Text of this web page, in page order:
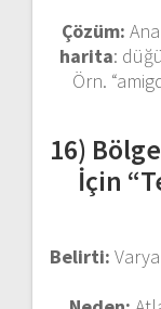
Çözüm:
harita:
Örn.
16)
İçin
Belirti: